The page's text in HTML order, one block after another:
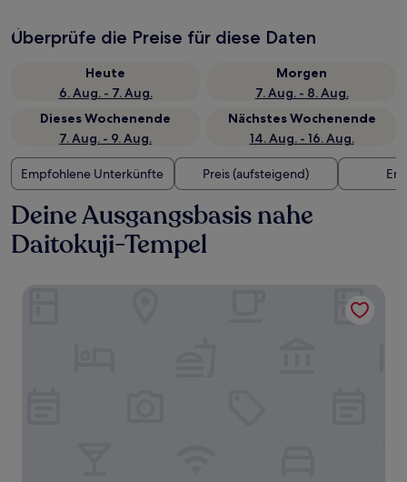
Überprüfe die Preise für diese Daten
Heute
6. Aug. - 7. Aug.
Morgen
7. Aug. - 8. Aug.
Dieses Wochenende
7. Aug. - 9. Aug.
Nächstes Wochenende
14. Aug. - 16. Aug.
Empfohlene Unterkünfte Preis (aufsteigend)
Deine Ausgangsbasis nahe
Daitokuji-Tempel